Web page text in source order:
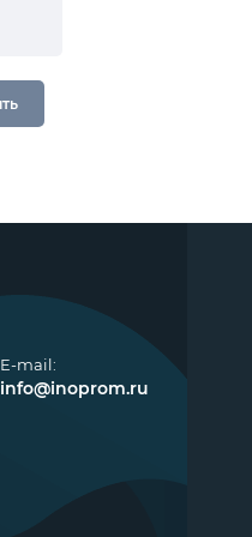
E-mail:
info@inoprom.ru